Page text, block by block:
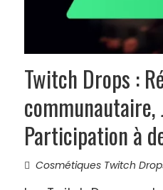
Twitch Drops :
communautaire,
Participation à
Cosmétiques Twitch